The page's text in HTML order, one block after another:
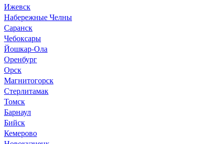
Ижевск
Набережные Челны
Саранск
Чебоксары
Йошкар-Ола
Оренбург
Орск
Магнитогорск
Стерлитамак
Томск
Барнаул
Бийск
Кемерово